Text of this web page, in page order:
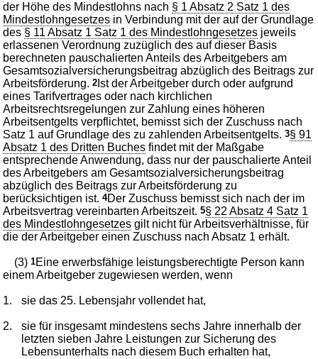
der Höhe des Mindestlohns nach § 1 Absatz 2 Satz 1 des
Mindestlohngesetzes in Verbindung mit der auf der Grundlage
des § 11 Absatz 1 Satz 1 des Mindestlohngesetzes jeweils
erlassenen Verordnung zuzüglich des auf dieser Basis
berechneten pauschalierten Anteils des Arbeitgebers am
Gesamtsozialversicherungsbeitrag abzüglich des Beitrags zur
Arbeitsförderung.2 Ist der Arbeitgeber durch oder aufgrund
eines Tarifvertrages oder nach kirchlichen
Arbeitsrechtsregelungen zur Zahlung eines höheren
Arbeitsentgelts verpflichtet, bemisst sich der Zuschuss nach
Satz 1 auf Grundlage des zu zahlenden Arbeitsentgelts.3§ 91
Absatz 1 des Dritten Buches findet mit der Maßgabe
entsprechende Anwendung, dass nur der pauschalierte Anteil
des Arbeitgebers am Gesamtsozialversicherungsbeitrag
abzüglich des Beitrags zur Arbeitsförderung zu
berücksichtigen ist.4Der Zuschuss bemisst sich nach der im
Arbeitsvertrag vereinbarten Arbeitszeit.5§ 22 Absatz 4 Satz 1
des Mindestlohngesetzes gilt nicht für Arbeitsverhältnisse, für
die der Arbeitgeber einen Zuschuss nach Absatz 1 erhält.
(3)1Eine erwerbsfähige leistungsberechtigte Person kann
einem Arbeitgeber zugewiesen werden, wenn
1. sie das 25. Lebensjahr vollendet hat,
2.
sie für insgesamt mindestens sechs Jahre innerhalb der
letzten sieben Jahre Leistungen zur Sicherung des
Lebensunterhalts nach diesem Buch erhalten hat,